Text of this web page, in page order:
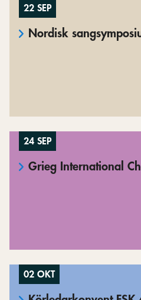
22 SEP
Nordisk
24 SEP
Grieg International
02 OKT